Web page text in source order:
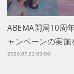
ABEMA開局10周
ャンペーンの実施
2026.07.22 03:00